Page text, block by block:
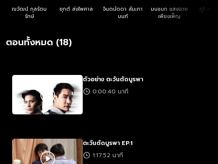
ณวัฒน์ กุลรัตน
รักษ์
ยุกต์ ส่งไพศาล
จินตนัดดา ลัมะกา
นนท์
มนชนก แสงฉาย
เพียงเพ็ญ
ภูริ หิรั
ตอนทั้งหมด (18)
ตัวอย่าง ตะวันตัดบูรพา
0:00:40 นาที
ตะวันตัดบูรพา EP.1
1:17:52 นาที